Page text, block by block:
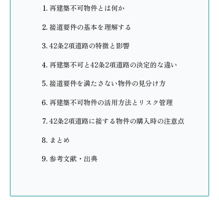
再建築不可物件とは何か
接道要件の基本を理解する
42条2項道路の特徴と影響
再建築不可と42条2項道路の決定的な違い
接道要件を満たさない物件の見分け方
再建築不可物件の活用方法とリスク管理
42条2項道路に接する物件の購入時の注意点
まとめ
参考文献・出典